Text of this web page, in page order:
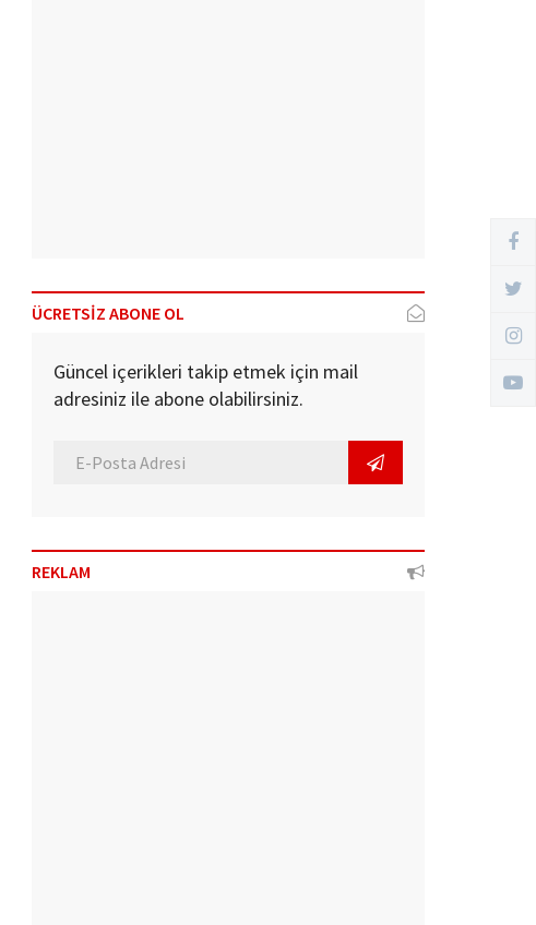
ÜCRETSİZ ABONE OL
Güncel içerikleri takip etmek için mail
adresiniz ile abone olabilirsiniz.
REKLAM